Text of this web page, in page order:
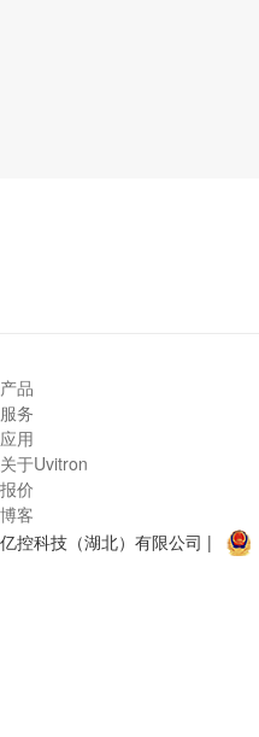
产品
服务
应用
关于Uvitron
报价
博客
亿控科技（湖北）有限公司 |